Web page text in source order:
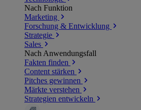
Nach Funktion
Marketing
Forschung & Entwicklung
Strategie
Sales
Nach Anwendungsfall
Fakten finden
Content stärken
Pitches gewinnen
Märkte verstehen
Strategien entwickeln